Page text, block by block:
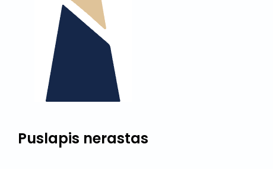
Puslapis nerastas